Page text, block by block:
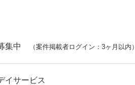
集中 （案件掲載者ログイン：3ヶ月以内）
イサービス